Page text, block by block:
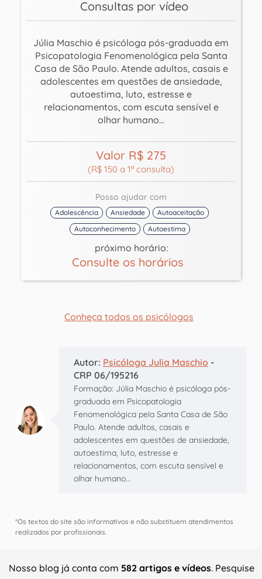
Consultas por vídeo
Júlia Maschio é psicóloga pós-graduada em
Psicopatologia Fenomenológica pela Santa
Casa de São Paulo. Atende adultos, casais e
adolescentes em questões de ansiedade,
autoestima, luto, estresse e
relacionamentos, com escuta sensível e
olhar humano...
Valor R$ 275
(R$ 150 a 1ª consulta)
Posso ajudar com
Adolescência Ansiedade
Autoaceitação
Autoconhecimento
Autoestima
próximo horário:
Consulte os horários
Conheça todos os psicólogos
Autor: Psicóloga Julia Maschio -
CRP 06/195216
Formação: Júlia Maschio é psicóloga pós-
graduada em Psicopatologia
Fenomenológica pela Santa Casa de São
Paulo. Atende adultos, casais e
adolescentes em questões de ansiedade,
autoestima, luto, estresse e
relacionamentos, com escuta sensível e
olhar humano...
*Os textos do site são informativos e não substituem atendimentos
realizados por profissionais.
Nosso blog já conta com 582 artigos e vídeos. Pesquise